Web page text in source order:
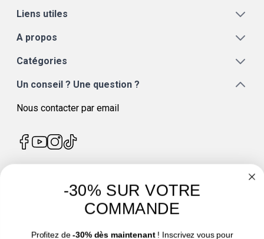
Liens utiles
A propos
Catégories
Un conseil ? Une question ?
Nous contacter par email
4.7/5
-30% SUR VOTRE
COMMANDE
Profitez de -30% dès maintenant! Inscrivez vous pour